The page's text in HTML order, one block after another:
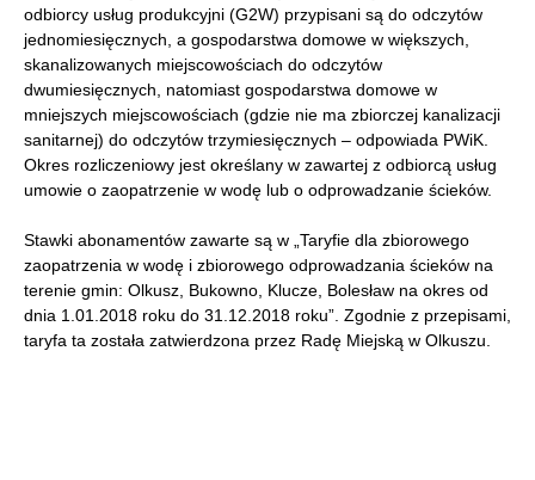
odbiorcy usług produkcyjni (G2W) przypisani są do odczytów
jednomiesięcznych, a gospodarstwa domowe w większych,
skanalizowanych miejscowościach do odczytów
dwumiesięcznych, natomiast gospodarstwa domowe w
mniejszych miejscowościach (gdzie nie ma zbiorczej kanalizacji
sanitarnej) do odczytów trzymiesięcznych – odpowiada PWiK.
Okres rozliczeniowy jest określany w zawartej z odbiorcą usług
umowie o zaopatrzenie w wodę lub o odprowadzanie ścieków.
Stawki abonamentów zawarte są w „Taryfie dla zbiorowego
zaopatrzenia w wodę i zbiorowego odprowadzania ścieków na
terenie gmin: Olkusz, Bukowno, Klucze, Bolesław na okres od
dnia 1.01.2018 roku do 31.12.2018 roku”. Zgodnie z przepisami,
taryfa ta została zatwierdzona przez Radę Miejską w Olkuszu.